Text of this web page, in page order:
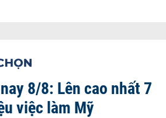
8/8: Lên cao nhất 7
việc làm Mỹ